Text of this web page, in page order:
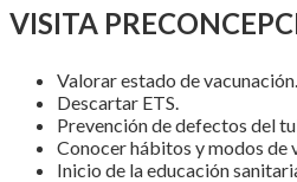
VISITA
Valorar estado de vacunación.
Descartar ETS.
Prevención de defectos del
Conocer hábitos y modos de
Inicio de la educación